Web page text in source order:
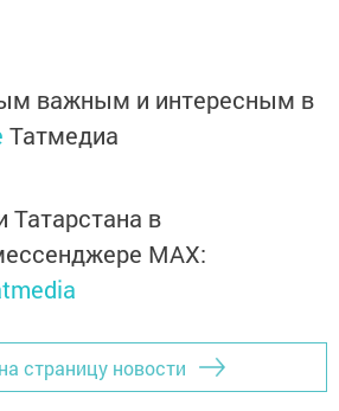
важным и интересным в
Татмедиа
Татарстана в
MАХ:
страницу новости